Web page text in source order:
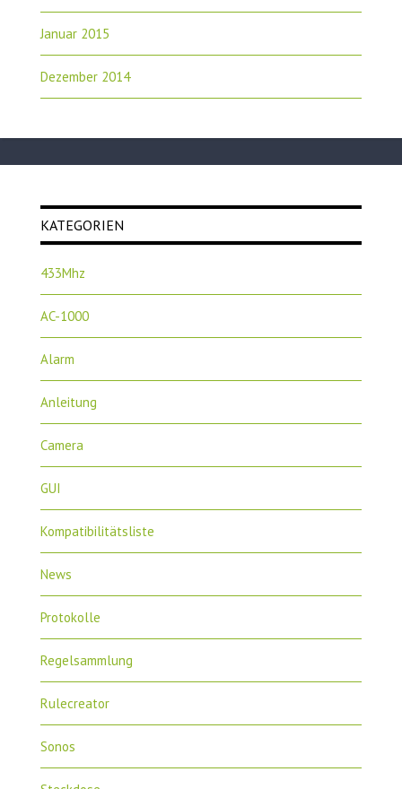
Januar 2015
Dezember 2014
KATEGORIEN
433Mhz
AC-1000
Alarm
Anleitung
Camera
GUI
Kompatibilitätsliste
News
Protokolle
Regelsammlung
Rulecreator
Sonos